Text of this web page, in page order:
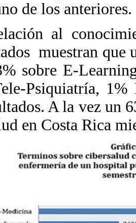
de los anteriores.
al
muestran que
sobre E-
Psiquiatría,
A la vez un
en Costa Rica